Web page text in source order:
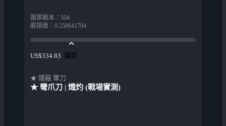
圖案範本 ： 504
磨損度 ： 0.250641704
US$334.83 購買
★ 隱蔽 軍刀
★ 彎爪刀 | 熾灼 (戰場實測)